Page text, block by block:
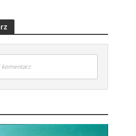
komentarz